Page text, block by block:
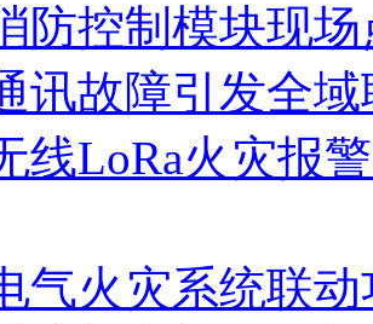
防控制模块现
讯故障引发全
线LoRa火灾报
气火灾系统联